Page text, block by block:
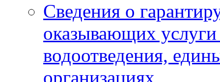
Сведения о
оказывающих
водоотведения,
организациях